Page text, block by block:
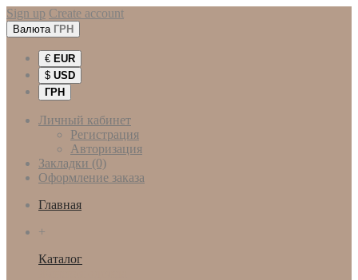
Sign up Create account
Валюта ГРН
€ EUR
$ USD
ГРН
Личный кабинет
Регистрация
Авторизация
Закладки (0)
Оформление заказа
Главная
+
Каталог